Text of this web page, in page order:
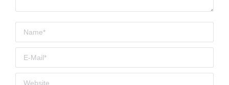
Name *
E-Mail *
Website